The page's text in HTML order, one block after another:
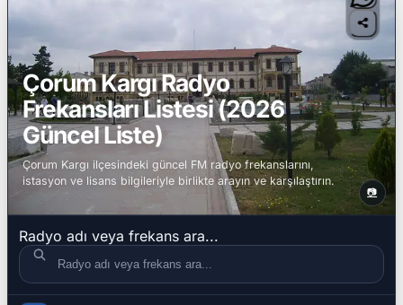
📷
Çorum Kargı Radyo
Frekansları Listesi (2026
Güncel Liste)
Çorum Kargı ilçesindeki güncel FM radyo frekanslarını,
istasyon ve lisans bilgileriyle birlikte arayın ve karşılaştırın.
Radyo adı veya frekans ara...